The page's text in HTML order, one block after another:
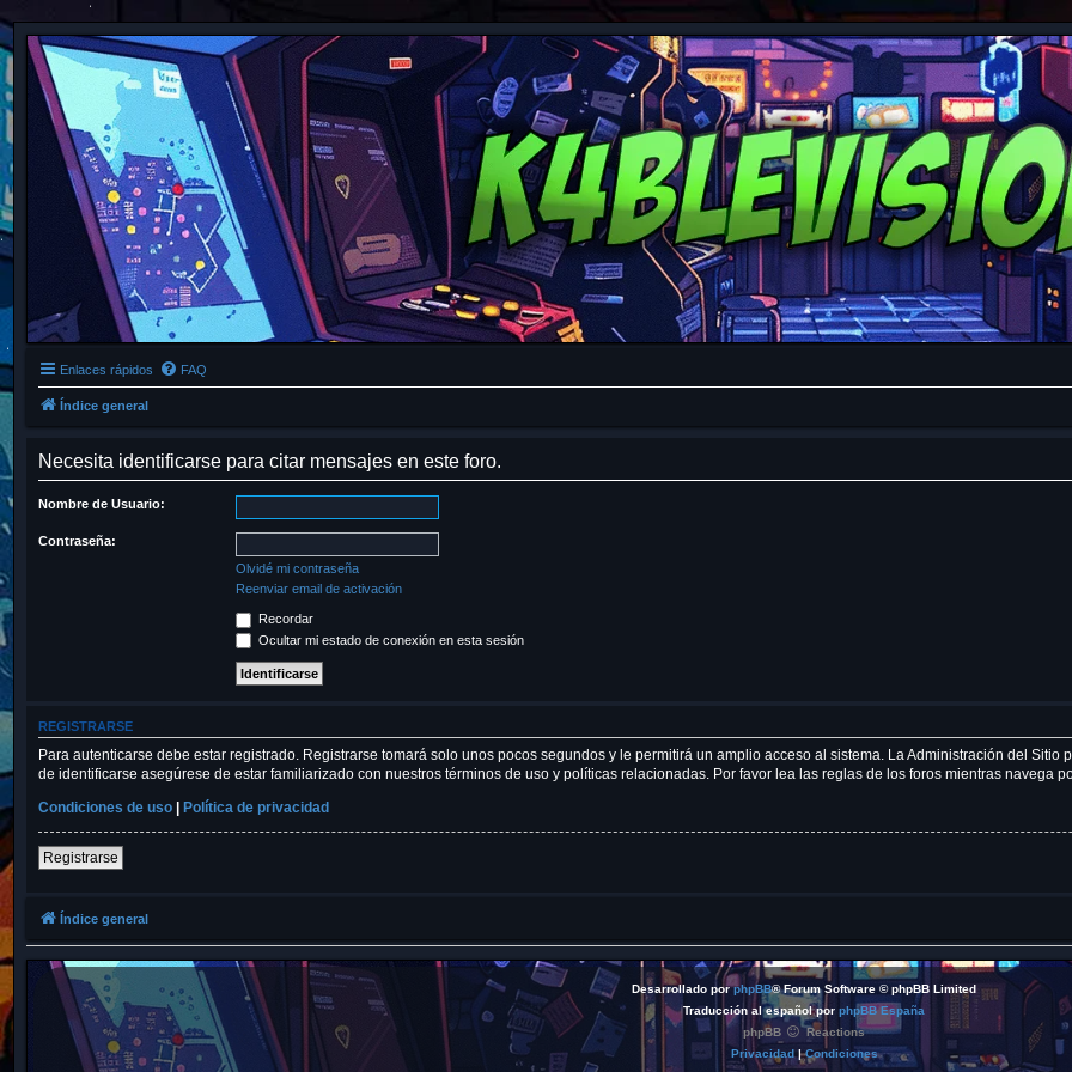
Enlaces rápidos FAQ
Índice general
Necesita identificarse para citar mensajes en este foro.
Nombre de Usuario:
Contraseña:
Olvidé mi contraseña
Reenviar email de activación
Recordar
Ocultar mi estado de conexión en esta sesión
REGISTRARSE
Para autenticarse debe estar registrado. Registrarse tomará solo unos pocos segundos y le permitirá un amplio acceso al sistema. La Administración del
de identificarse asegúrese de estar familiarizado con nuestros términos de uso y políticas relacionadas. Por favor lea las reglas de los foros mientras navega
Condiciones de uso | Política de privacidad
Registrarse
Índice general
Desarrollado porphpBB® Forum Software © phpBB Limited
Traducción al español por phpBB España
phpBB
Reactions
Privacidad|Condiciones